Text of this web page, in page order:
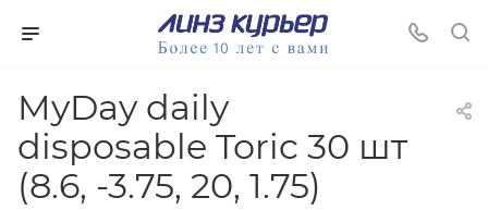
MyDay daily
disposable Toric 30 шт
(8.6, -3.75, 20, 1.75)